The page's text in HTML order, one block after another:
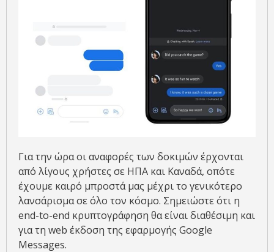
Για την ώρα οι αναφορές των δοκιμών έρχονται
από λίγους χρήστες σε ΗΠΑ και Καναδά, οπότε
έχουμε καιρό μπροστά μας μέχρι το γενικότερο
λανσάρισμα σε όλο τον κόσμο. Σημειώστε ότι η
end-to-end κρυπτογράφηση θα είναι διαθέσιμη και
για τη web έκδοση της εφαρμογής Google
Messages.